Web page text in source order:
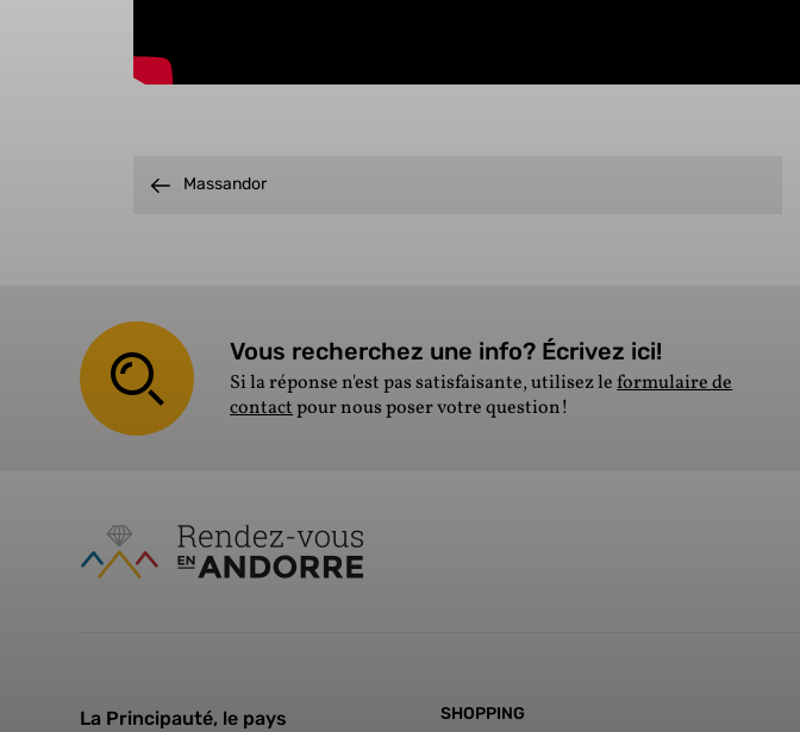
Massandor
Vous recherchez une info? Écrivez ici!
Si la réponse n'est pas satisfaisante, utilisez leformulaire de
contactpour nous poser votre question!
La Principauté, le pays SHOPPING